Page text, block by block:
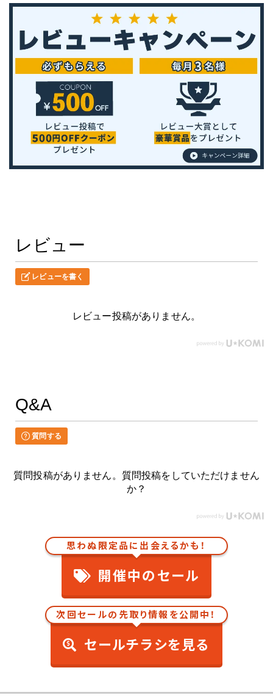
レビュー
レビューを書く
レビュー投稿がありません。
Q&A
質問する
質問投稿がありません。質問投稿をしていただけません
か？
思わぬ限定品に出会えるかも！
開催中のセール
次回セールの先取り情報を公開中！
セールチラシを見る